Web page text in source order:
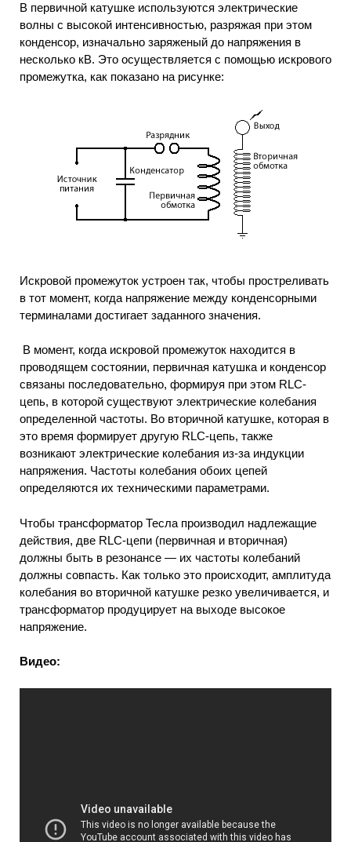
В первичной катушке используются электрические
волны с высокой интенсивностью, разряжая при этом
конденсор, изначально заряженый до напряжения в
несколько кВ. Это осуществляется с помощью искрового
промежутка, как показано на рисунке:
Искровой промежуток устроен так, чтобы простреливать
в тот момент, когда напряжение между конденсорными
терминалами достигает заданного значения.
В момент, когда искровой промежуток находится в
проводящем состоянии, первичная катушка и конденсор
связаны последовательно, формируя при этом RLC-
цепь, в которой существуют электрические колебания
определенной частоты. Во вторичной катушке, которая в
это время формирует другую RLC-цепь, также
возникают электрические колебания из-за индукции
напряжения. Частоты колебания обоих цепей
определяются их техническими параметрами.
Чтобы трансформатор Тесла производил надлежащие
действия, две RLC-цепи (первичная и вторичная)
должны быть в резонансе — их частоты колебаний
должны совпасть. Как только это происходит, амплитуда
колебания во вторичной катушке резко увеличивается, и
трансформатор продуцирует на выходе высокое
напряжение.
Видео: